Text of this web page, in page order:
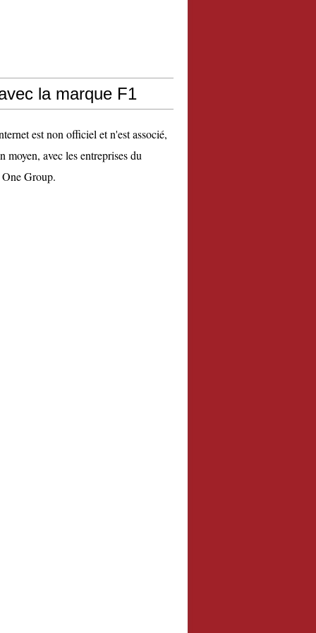
la marque F1
est non officiel et n'est associé,
moyen, avec les entreprises du
Group.